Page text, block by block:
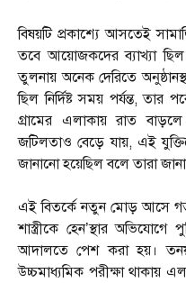
বিষয়টি প্রকাশ্যে আসতেই
তবে আয়োজকদের ব্যাখ্যা ছিল
তুলনায় অনেক দেরিতে
ছিল নির্দিষ্ট সময় পর্যন্ত,
গ্রামের এলাকায় রাত বাড়লে
জটিলতাও বেড়ে যায়, এই
জানানো হয়েছিল বলে তারা
এই বিতর্কে নতুন মোড় আসে
শাস্ত্রীকে হেন’স্থার
আদালতে পেশ করা হয়। তনয়
উচ্চমাধ্যমিক পরীক্ষা থাকায়